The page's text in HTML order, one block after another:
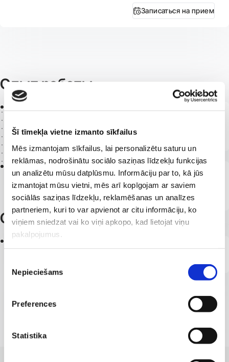
Šī tīmekļa vietne izmanto sīkfailus
Mēs izmantojam sīkfailus, lai personalizētu saturu un
reklāmas, nodrošinātu sociālo saziņas līdzekļu funkcijas
un analizētu mūsu datplūsmu. Informāciju par to, kā jūs
izmantojat mūsu vietni, mēs arī kopīgojam ar saviem
sociālās saziņas līdzekļu, reklamēšanas un analīzes
partneriem, kuri to var apvienot ar citu informāciju, ko
viņiem sniedzat vai ko viņi apkopo, kad lietojat viņu
pakalpojumus.
izvēle
Nepieciešams
Preferences
Statistika
Записаться на прием
Опыт работы
4'' ''Клиника дерматологии''
2001 -
косметолог в ''Thalgo'' Французская
лаборатория красоты
Образование
1998